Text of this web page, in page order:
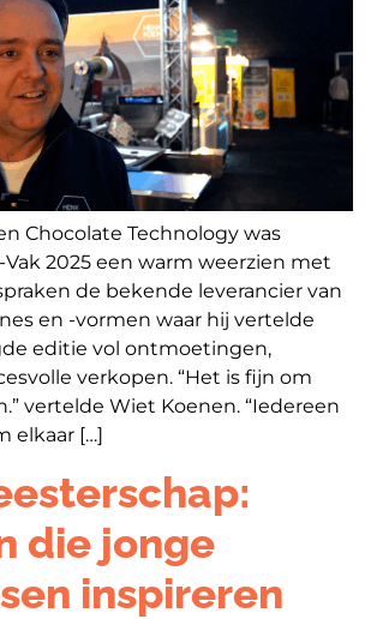
Chocolate Technology was
Vak 2025 een warm weerzien met
de bekende leverancier van
en -vormen waar hij vertelde
editie vol ontmoetingen,
verkopen. “Het is fijn om
vertelde Wiet Koenen. “Iedereen
elkaar […]
die jonge
inspireren